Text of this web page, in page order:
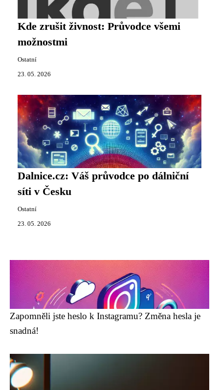
Kde zrušit živnost: Průvodce všemi
možnostmi
Ostatní
23. 05. 2026
Dalnice.cz: Váš průvodce po dálniční
síti v Česku
Ostatní
23. 05. 2026
Zapomněli jste heslo k Instagramu? Změna hesla je
snadná!